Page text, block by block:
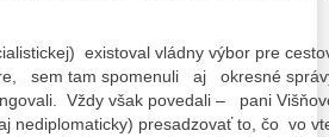
existoval vládny výbor pre
sem tam spomenuli aj okresné
Vždy však povedali – pani
nediplomaticky) presadzovať to, čo vo